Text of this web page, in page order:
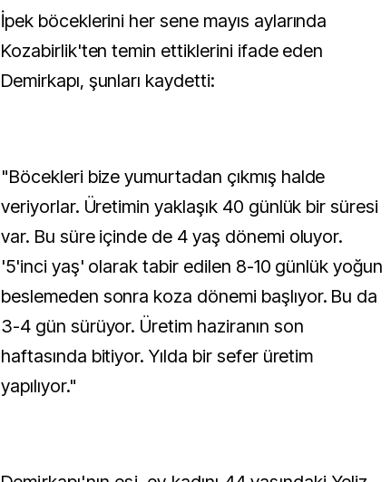
İpek böceklerini her sene mayıs aylarında
Kozabirlik'ten temin ettiklerini ifade eden
Demirkapı, şunları kaydetti:
"Böcekleri bize yumurtadan çıkmış halde
veriyorlar. Üretimin yaklaşık 40 günlük bir süresi
var. Bu süre içinde de 4 yaş dönemi oluyor.
'5'inci yaş' olarak tabir edilen 8-10 günlük yoğun
beslemeden sonra koza dönemi başlıyor. Bu da
3-4 gün sürüyor. Üretim haziranın son
haftasında bitiyor. Yılda bir sefer üretim
yapılıyor."